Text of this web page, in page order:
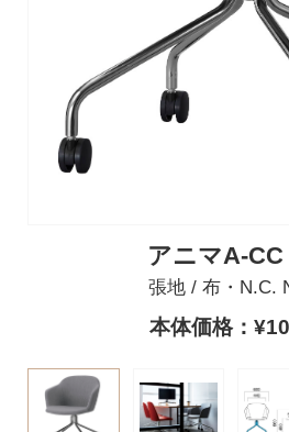
アニマA-CC
張地 / 布・N.C.
本体価格：